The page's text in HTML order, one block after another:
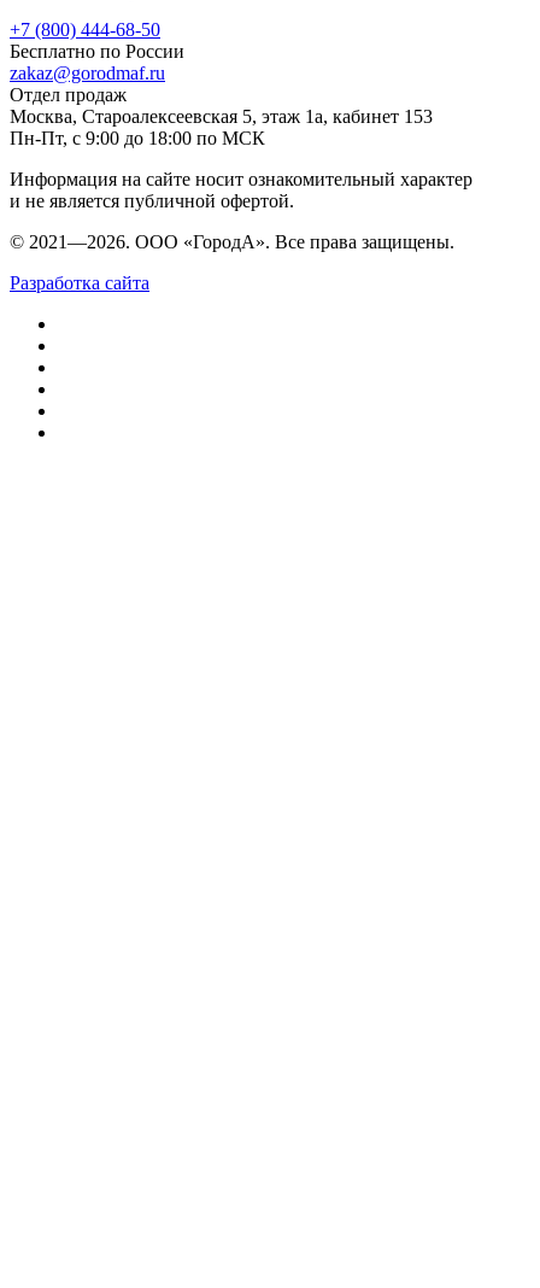
+7 (800) 444-68-50
Бесплатно по России
zakaz@gorodmaf.ru
Отдел продаж
Москва, Староалексеевская 5, этаж 1а, кабинет 153
Пн-Пт, с 9:00 до 18:00 по МСК
Информация на сайте носит ознакомительный характер
и не является публичной офертой.
© 2021—2026. ООО «ГородА». Все права защищены.
Разработка сайта